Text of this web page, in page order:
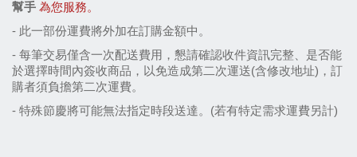
幫手 為您服務。
- 此一部份運費將外加在訂購金額中。
- 每筆交易僅含一次配送費用，懇請確認收件資訊完整、是否能
於選擇時間內簽收商品，以免造成第二次運送(含修改地址)，訂
購者須負擔第二次運費。
- 特殊節慶將可能無法指定時段送達。(若有特定需求運費另計)